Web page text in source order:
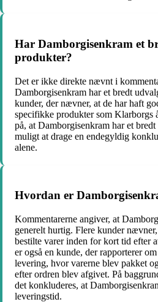
Har Damborgisenkram et
produkter?
Det er ikke direkte nævnt i
Damborgisenkram har et bredt
kunder, der nævner, at de har haft
specifikke produkter som Klarborgs
på, at Damborgisenkram har et
muligt at drage en endegyldig
alene.
Hvordan er
Kommentarerne angiver, at
generelt hurtig. Flere kunder
bestilte varer inden for kort tid efter
er også en kunde, der rapporterer
levering, hvor varerne blev pakket
efter ordren blev afgivet. På
det konkluderes, at
leveringstid.